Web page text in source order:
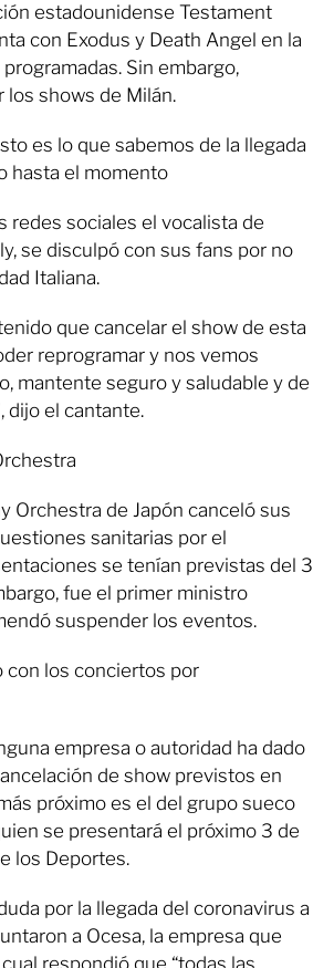
estadounidense Testament
con Exodus y Death Angel en la
Sin embargo,
shows de Milán.
es lo que sabemos de la llegada
hasta el momento
redes sociales el vocalista de
se disculpó con sus fans por no
Italiana.
que cancelar el show de esta
reprogramar y nos vemos
mantente seguro y saludable y de
dijo el cantante.
Orchestra de Japón canceló sus
sanitarias por el
se tenían previstas del 3
fue el primer ministro
suspender los eventos.
con los conciertos por
empresa o autoridad ha dado
de show previstos en
próximo es el del grupo sueco
se presentará el próximo 3 de
los Deportes.
por la llegada del coronavirus a
a Ocesa, la empresa que
respondió que “todas las